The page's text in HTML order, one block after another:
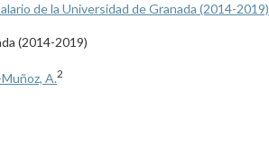
de la Universidad de Granada (2014-2019)
(2014-2019)
A.2